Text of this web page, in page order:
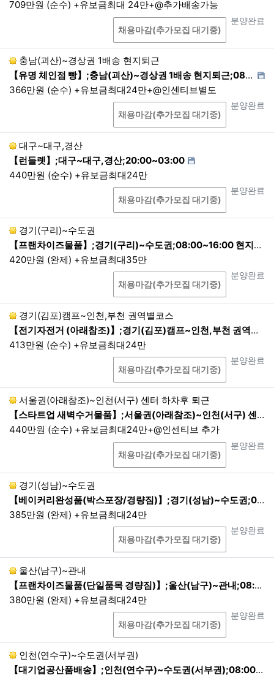
컴퓨터통신 또는 인터넷 접속자료 : 3개월
관련 법령에 그 근거가 없더라도, 회사의 중대한 손
실을 예방하거나, 범죄 및 소송 등을 위해 보관해야
그 목적을 달성하기 위한 최소한의 기간 및 항목만 보
관합니다.
<보관정보/보존기간>
이용약관에 따라 자격이 상실 된 회원정보 :
제4조. 개인정보의 제3자 제공
1.회사는 이용자의 개인정보를 원칙적으로 외부에 제
공하지 않습니다. 다만, 아래 각 호와 같이 법률에 특
별한 규정이 있는 경우나 법령상 의무를 준수하기 위
해 불가피한 경우에는 예외로 합니다. 회사는 개인정
보를 목적 외로 제3자에게 제공할 때에는 개인정보를
제공받는 자가 개인정보를 안전하게 처리하도록 이용
목적, 이용방법 등에 일정한 제한을 가하거나 안정성
확보를 위해 필요한 조치를 마련하도록 요청합니다.
② 정보통신망법, 전기통신사업법, 신용정
보의 이용 및 보호에 관한 법률 등에서의 다
른 법령에 근거규정이 있는 경우
③ 통계 작성, 학술연구, 시장 조사, 정보 제
공 및 공지 안내 메일 발송의 경우로서 특정
개인을 식별할 수 없는 형태로 제공되는 경
④ 정보주체 또는 그 법정대리인이 의사표
시를 할 수 없는 상태에 있거나 주소불명 등
으로 사전동의를 받을 수 없는 경우로서 정
보주체 또는 제3자의 급박한 생명, 신체, 재
산의 이익을 위해 필요한 경우
⑤
재판업무 및 형 집행을 위해 필요한 경우로
서 적법한 절차를 거친 경우
제3자 제공기관이 발생 할 경우 별도 동의를 통해
3.제3자 제공동의 철회는 서울밝은세상안과(02-344
3-0880), 부산밝은세상안과(051-805-1100)으로 요
청 가능하며, 동의 철회 시 즉시 폐기됩니다.
제5조. 개인정보의 파기 절차 및 방법
회사는 개인정보의 수집 및 이용목적이 달성되거나 보유기간
만료 시 해당 개인정보를 파기합니다. 파기절차 및 방법은 다음
과 같습니다. 단, 다른 법령에 의하여 해당 개인정보를 보존하
여야 하는 경우는 예외로 합니다.
709만원 (순수) +유보금최대 24만+@추가배송가능
진행상태
분양완료
상담
채용마감(추가모집 대기중)
충남(괴산)~경상권 1배송 현지퇴근
【유명 체인점 빵】;충남(괴산)~경상권 1배송 현지퇴근;08:00~21:00 1배송 현지퇴근
366만원 (순수) +유보금최대24만+@인센티브별도
진행상태
분양완료
상담
채용마감(추가모집 대기중)
대구~대구,경산
【런들렛】;대구~대구,경산;20:00~03:00
440만원 (순수) +유보금최대24만
진행상태
분양완료
상담
채용마감(추가모집 대기중)
경기(구리)~수도권
【프랜차이즈물품】;경기(구리)~수도권;08:00~16:00 현지퇴근
420만원 (완제) +유보금최대35만
진행상태
분양완료
상담
채용마감(추가모집 대기중)
경기(김포)캠프~인천,부천 권역별코스
【전기자전거 (아래참조)】;경기(김포)캠프~인천,부천 권역별코스;10:00~17:00
413만원 (순수) +유보금최대24만
진행상태
분양완료
상담
채용마감(추가모집 대기중)
서울권(아래참조)~인천(서구) 센터 하차후 퇴근
【스타트업 새벽수거물품】;서울권(아래참조)~인천(서구) 센터 하차후 퇴근;22:00~05:00
440만원 (순수) +유보금최대24만+@인센티브 추가
진행상태
분양완료
상담
채용마감(추가모집 대기중)
경기(성남)~수도권
【베이커리완성품(박스포장/경량짐)】;경기(성남)~수도권;07:00~12:00 현지퇴근
385만원 (완제) +유보금최대24만
진행상태
분양완료
상담
채용마감(추가모집 대기중)
울산(남구)~관내
【프랜차이즈물품(단일품목 경량짐)】;울산(남구)~관내;08:00~16(17):00
380만원 (완제) +유보금최대24만
진행상태
분양완료
상담
채용마감(추가모집 대기중)
인천(연수구)~수도권(서부권)
【대기업공산품배송】;인천(연수구)~수도권(서부권);08:00~17:00 현지퇴근